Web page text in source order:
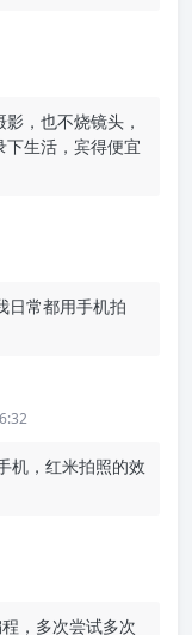
，也不烧镜头，
生活，宾得便宜
日常都用手机拍
机，红米拍照的效
，多次尝试多次